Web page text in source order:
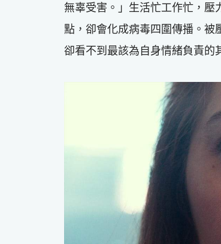
無辜受害。」生活忙工作忙，壓
點，卻會化成病毒四圍傳播。被
卻看不到最該為自身情緒負責的